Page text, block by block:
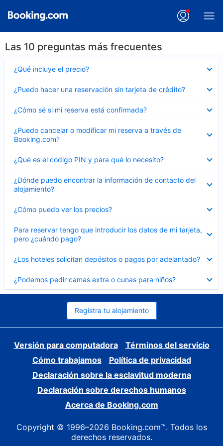
Las 10 preguntas más frecuentes
¿Qué incluye el precio?
cerrado
¿Puedo hacer una reservación sin tarjeta de crédito?
cerrado
¿Cómo sé si mi reserva está confirmada?
cerrado
¿Puedo cancelar o modificar mi reserva a través de
Booking.com?
cerrado
¿Qué es el código PIN y para qué lo necesito?
cerrado
¿Dónde puedo encontrar la información de contacto del
alojamiento?
cerrado
¿Cómo puedo ver los precios?
cerrado
Para reservar tengo que introducir los datos de mi tarjeta,
pero ¿cuándo pago?
cerrado
¿Los hoteles solicitan depósitos o pagos por adelantado?
cerrado
¿Podemos pedir camas extra o cunas para niños?
cerrado
Registra tu alojamiento
Versión para computadora
Términos del servicio
Cómo trabajamos
Política de privacidad
Declaración sobre la esclavitud moderna
Declaración sobre derechos humanos
Acerca de Booking.com
Copyright © 1996–2026 Booking.com™. Todos los
derechos reservados.